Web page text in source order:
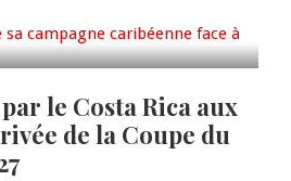
le Costa Rica aux
de la Coupe du